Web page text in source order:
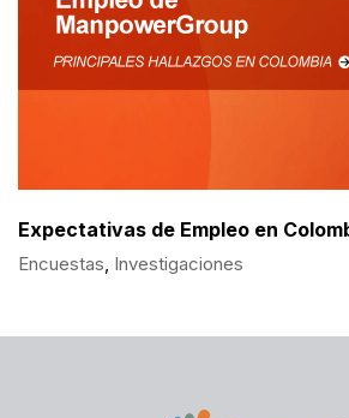
Expectativas de Empleo en
Encuestas, Investigaciones